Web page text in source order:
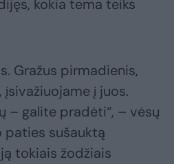
kokia tema teiks
Gražus pirmadienis,
į juos.
– galite pradėti“, – vėsų
paties sušauktą
tokiais žodžiais